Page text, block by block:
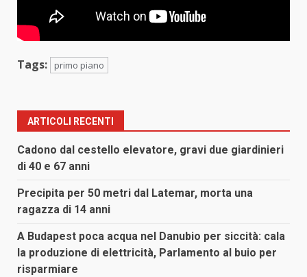
Tags: primo piano
ARTICOLI RECENTI
Cadono dal cestello elevatore, gravi due giardinieri
di 40 e 67 anni
Precipita per 50 metri dal Latemar, morta una
ragazza di 14 anni
A Budapest poca acqua nel Danubio per siccità: cala
la produzione di elettricità, Parlamento al buio per
risparmiare